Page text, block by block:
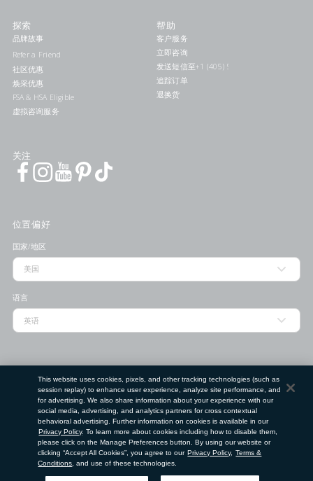
探索
品牌故事
Refer a Friend
社区优惠
焕采优惠
FSA & HSA Eligible
虚拟咨询服务
帮助
客户服务
立即咨询
发送短信至+1 (405) 578-7046联系我们
追踪订单
退换货
关注
位置偏好
国家/地区
语言
邮政编码
提交
Clé de Peau Beauté Co.,Ltd. 版权所有。
使用条款 隐私政策 请勿出售或分享我的个人信息
This website uses cookies, pixels, and other tracking technologies (such as
session replay) to enhance user experience, analyze site performance, and
for advertising. We also share information about your experience with our
social media, advertising, and analytics partners for cross contextual
behavioral advertising. Further information on cookies is available in our
Privacy Policy. To learn more about cookies including how to disable them,
please click on the Manage Preferences button. By using our website or
clicking “Accept All Cookies”, you agree to our Privacy Policy, Terms &
Conditions , and use of these technologies.